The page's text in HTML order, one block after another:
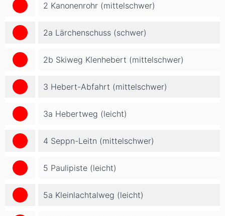
2 Kanonenrohr (mittelschwer)
2a Lärchenschuss (schwer)
2b Skiweg Klenhebert (mittelschwer)
3 Hebert-Abfahrt (mittelschwer)
3a Hebertweg (leicht)
4 Seppn-Leitn (mittelschwer)
5 Paulipiste (leicht)
5a Kleinlachtalweg (leicht)